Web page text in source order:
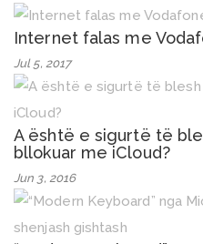
Internet falas me
Jul 5, 2017
A është e sigurtë të
bllokuar me iCloud?
Jun 3, 2016